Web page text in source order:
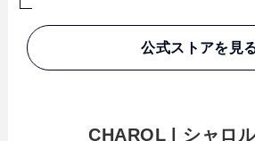
公式ストアを見
CHAROL | シャロ